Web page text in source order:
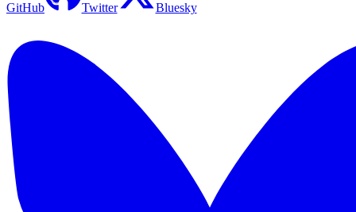
GitHub Twitter Bluesky